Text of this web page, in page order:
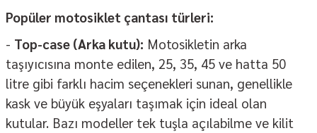
Popüler motosiklet çantası türleri:
- Top-case (Arka kutu): Motosikletin arka
taşıyıcısına monte edilen, 25, 35, 45 ve hatta 50
litre gibi farklı hacim seçenekleri sunan, genellikle
kask ve büyük eşyaları taşımak için ideal olan
kutular. Bazı modeller tek tuşla açılabilme ve kilit